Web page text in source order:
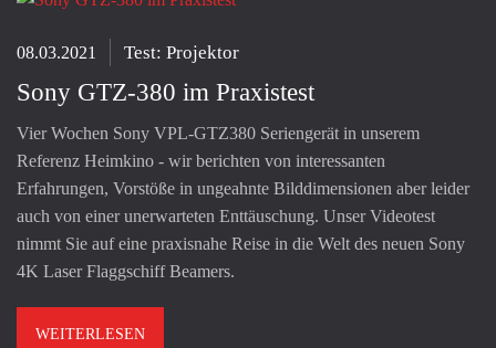
08.03.2021 Test: Projektor
Sony GTZ-380 im Praxistest
Vier Wochen Sony VPL-GTZ380 Seriengerät in unserem
Referenz Heimkino - wir berichten von interessanten
Erfahrungen, Vorstöße in ungeahnte Bilddimensionen aber leider
auch von einer unerwarteten Enttäuschung. Unser Videotest
nimmt Sie auf eine praxisnahe Reise in die Welt des neuen Sony
4K Laser Flaggschiff Beamers.
WEITERLESEN